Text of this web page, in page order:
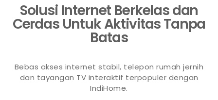
Solusi Internet Berkelas dan
Cerdas Untuk Aktivitas Tanpa
Batas
Bebas akses internet stabil, telepon rumah jernih
dan tayangan TV interaktif terpopuler dengan
IndiHome.